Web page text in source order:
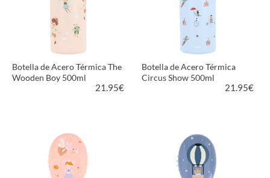
Botella de Acero Térmica The
Wooden Boy 500ml
21.95€
VER PRODUCTO
Botella de Acero Térmica
Circus Show 500ml
21.95€
VER PRODUCTO